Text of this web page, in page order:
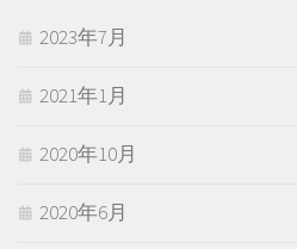
2023年7月
2021年1月
2020年10月
2020年6月